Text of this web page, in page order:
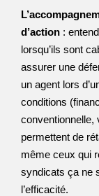
d’action :
lorsqu’ils sont
assurer une
un agent lors
conditions
conventionnelle,
permettent de
même ceux qui
syndicats ça ne
l’efficacité.